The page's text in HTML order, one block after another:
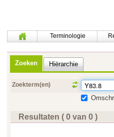
Terminologie
Zoeken Hiërarchie
Zoekterm(en)
Resultaten ( 0 van 0 )